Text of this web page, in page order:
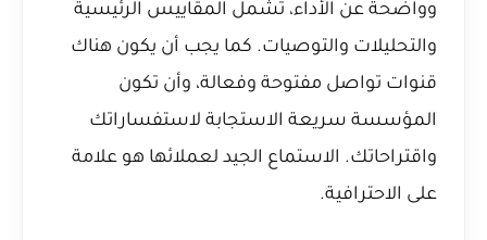
وواضحة عن الأداء، تشمل المقاييس الرئيسية
والتحليلات والتوصيات. كما يجب أن يكون هناك
قنوات تواصل مفتوحة وفعالة، وأن تكون
المؤسسة سريعة الاستجابة لاستفساراتك
واقتراحاتك. الاستماع الجيد لعملائها هو علامة
على الاحترافية.